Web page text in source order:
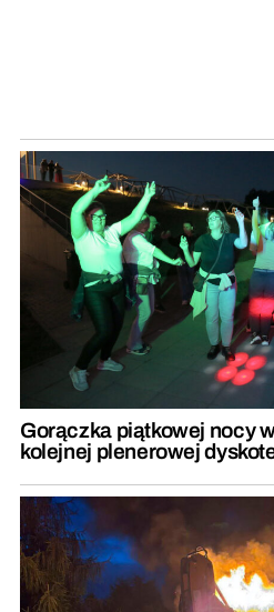
Gorączka piątkowej nocy
kolejnej plenerowej